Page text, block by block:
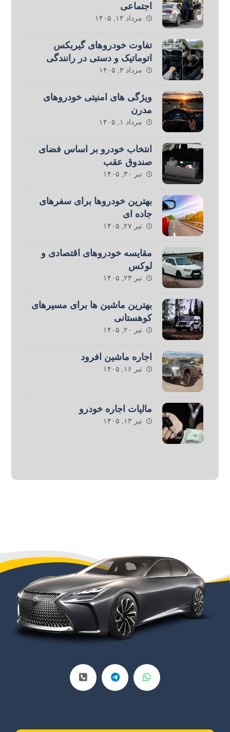
اجتماعی
مرداد ۱۴, ۱۴۰۵
تفاوت خودروهای گیربکس
اتوماتیک و دستی در رانندگی
مرداد ۳, ۱۴۰۵
ویژگی های امنیتی خودروهای
مدرن
مرداد ۱, ۱۴۰۵
انتخاب خودرو بر اساس فضای
صندوق عقب
تیر ۳۰, ۱۴۰۵
بهترین خودروها برای سفرهای
جاده ای
تیر ۲۷, ۱۴۰۵
مقایسه خودروهای اقتصادی و
لوکس
تیر ۲۳, ۱۴۰۵
بهترین ماشین ها برای مسیرهای
کوهستانی
تیر ۲۰, ۱۴۰۵
اجاره ماشین افرود
تیر ۱۶, ۱۴۰۵
مالیات اجاره خودرو
تیر ۱۳, ۱۴۰۵